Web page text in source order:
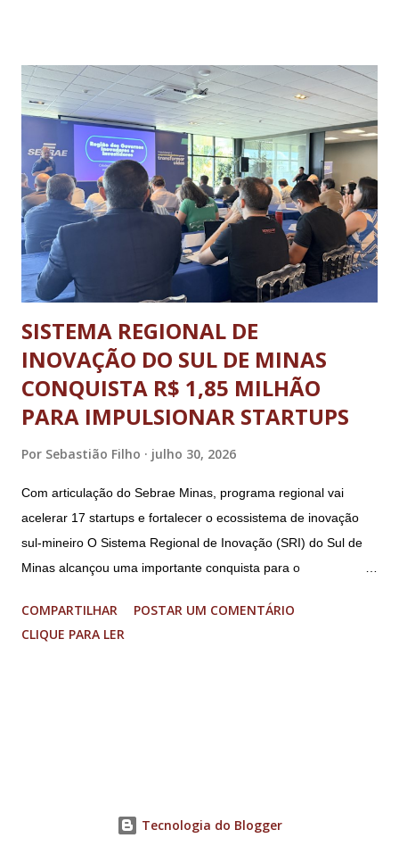
participantes, entre 9 e 17 anos de idade, de várias partes do
estado, no Sesc Contagem, localizado na Região
Metropolitana de Belo Horizonte. Foram cinco dias de disputas
em diferentes modalidades esportivas, palestras e uma
programação dedicada a promover a integração, o respeito e
o desenvolvimento pessoal e social através do esporte. A
abertura oficial, com direto a cerimônia, aconteceu no dia 20
de julho (segunda-feira) e o ence...
SISTEMA REGIONAL DE
INOVAÇÃO DO SUL DE MINAS
CONQUISTA R$ 1,85 MILHÃO
PARA IMPULSIONAR STARTUPS
Por Sebastião Filho julho 30, 2026
Com articulação do Sebrae Minas, programa regional vai
acelerar 17 startups e fortalecer o ecossistema de inovação
sul-mineiro O Sistema Regional de Inovação (SRI) do Sul de
Minas alcançou uma importante conquista para o
proposta “Acelera Vibra” foi contemplada na Chamada
FAPEMIG/Sede 03/2026 – Novo SEED, garantindo R$ 1,85
conexões com o ecossistema de inovação e aporte financeiro
COMPARTILHAR
POSTAR UM COMENTÁRIO
CLIQUE PARA LER
Tecnologia do Blogger